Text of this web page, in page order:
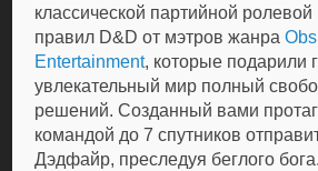
классической партийной
правил D&D от мэтров жанра
Entertainment, которые подарили
увлекательный мир полный
решений. Созданный вами
командой до 7 спутников
Дэдфайр, преследуя беглого бога.